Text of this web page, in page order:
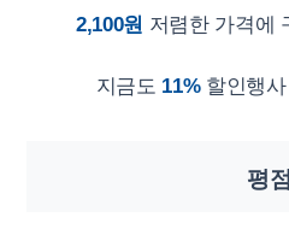
2,100원 저렴한 가격에
지금도 11%할인행사
평점